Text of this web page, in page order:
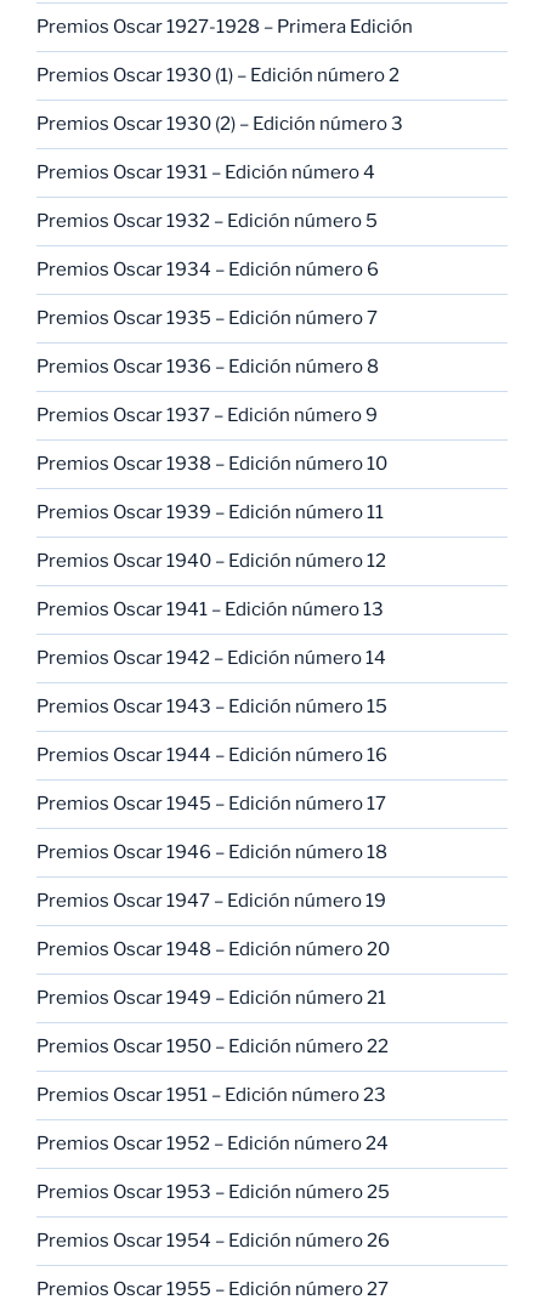
Premios Oscar 1927-1928 – Primera Edición
Premios Oscar 1930 (1) – Edición número 2
Premios Oscar 1930 (2) – Edición número 3
Premios Oscar 1931 – Edición número 4
Premios Oscar 1932 – Edición número 5
Premios Oscar 1934 – Edición número 6
Premios Oscar 1935 – Edición número 7
Premios Oscar 1936 – Edición número 8
Premios Oscar 1937 – Edición número 9
Premios Oscar 1938 – Edición número 10
Premios Oscar 1939 – Edición número 11
Premios Oscar 1940 – Edición número 12
Premios Oscar 1941 – Edición número 13
Premios Oscar 1942 – Edición número 14
Premios Oscar 1943 – Edición número 15
Premios Oscar 1944 – Edición número 16
Premios Oscar 1945 – Edición número 17
Premios Oscar 1946 – Edición número 18
Premios Oscar 1947 – Edición número 19
Premios Oscar 1948 – Edición número 20
Premios Oscar 1949 – Edición número 21
Premios Oscar 1950 – Edición número 22
Premios Oscar 1951 – Edición número 23
Premios Oscar 1952 – Edición número 24
Premios Oscar 1953 – Edición número 25
Premios Oscar 1954 – Edición número 26
Premios Oscar 1955 – Edición número 27